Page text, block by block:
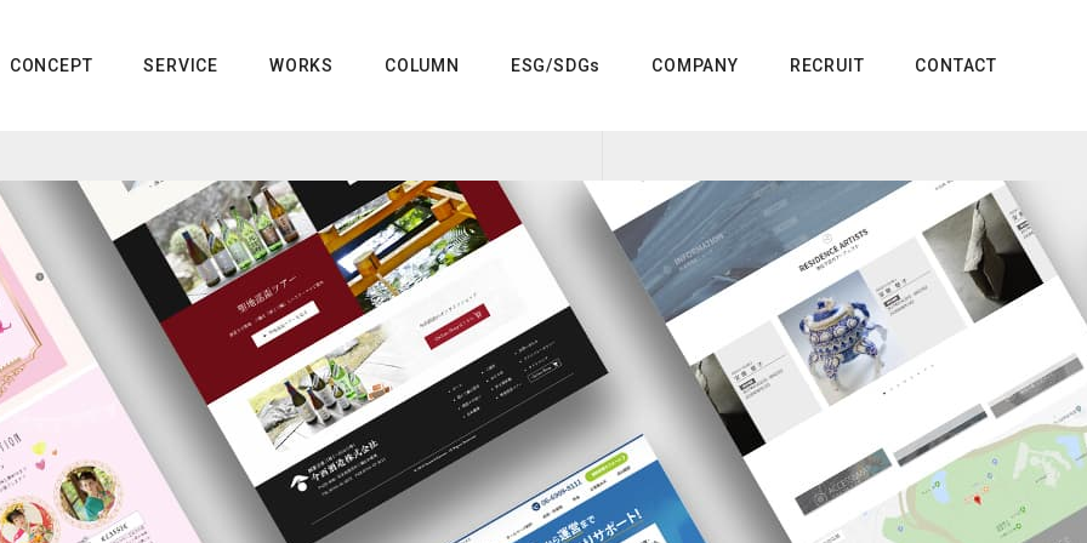
CONCEPT SERVICE WORKS COLUMN ESG/SDGs COMPANY RECRUIT CONTACT